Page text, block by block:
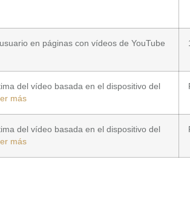
en páginas con vídeos de YouTube
del vídeo basada en el dispositivo del
más
del vídeo basada en el dispositivo del
más